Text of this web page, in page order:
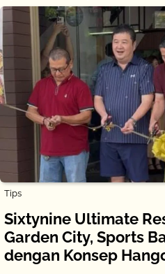
Tips
Sixtynine Ultimate
Garden City, Sports
dengan Konsep